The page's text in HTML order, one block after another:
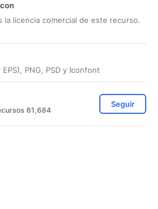
la licencia comercial de este recurso.
PNG, PSD y Iconfont
61,684
Seguir